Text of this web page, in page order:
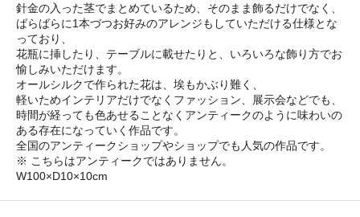
針金の入った茎でまとめているため、そのまま飾るだけでなく、
ばらばらに1本づつお好みのアレンジもしていただける仕様とな
っており、
花瓶に挿したり、テーブルに載せたりと、いろいろな飾り方でお
愉しみいただけます。
オールシルクで作られた花は、埃もかぶり難く、
軽いためインテリアだけでなくファッション、展示会などでも、
時間が経っても色あせることなくアンティークのように味わいの
ある存在になっていく作品です。
全国のアンティークショップやショップでも人気の作品です。
※ こちらはアンティークではありません。
W100×D10×10cm